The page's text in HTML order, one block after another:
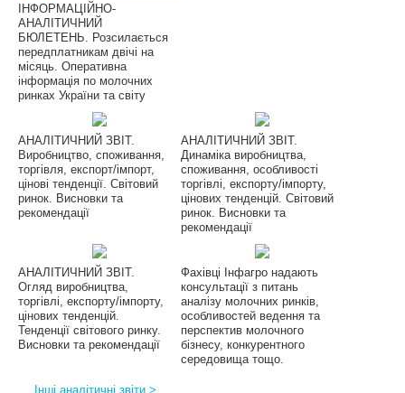
ІНФОРМАЦІЙНО-
АНАЛІТИЧНИЙ
БЮЛЕТЕНЬ. Розсилається
передплатникам двічі на
місяць. Оперативна
інформація по молочних
ринках України та світу
АНАЛІТИЧНИЙ ЗВІТ.
Виробництво, споживання,
торгівля, експорт/імпорт,
цінові тенденції. Світовий
ринок. Висновки та
рекомендації
АНАЛІТИЧНИЙ ЗВІТ.
Динаміка виробництва,
споживання, особливості
торгівлі, експорту/імпорту,
цінових тенденцій. Світовий
ринок. Висновки та
рекомендації
АНАЛІТИЧНИЙ ЗВІТ.
Огляд виробництва,
торгівлі, експорту/імпорту,
цінових тенденцій.
Тенденції світового ринку.
Висновки та рекомендації
Фахівці Інфагро надають
консультації з питань
аналізу молочних ринків,
особливостей ведення та
перспектив молочного
бізнесу, конкурентного
середовища тощо.
Інші аналітичні звіти >